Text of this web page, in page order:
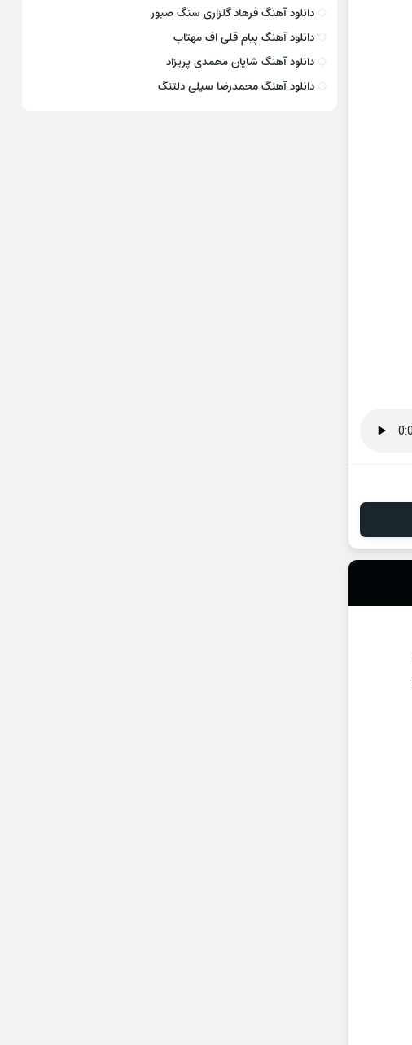
دانلود آهنگ فرهاد گلزاری سنگ صبور
دانلود آهنگ پیام قلی اف مهتاب
دانلود آهنگ شایان محمدی پریزاد
دانلود آهنگ محمدرضا سیلی دلتنگ